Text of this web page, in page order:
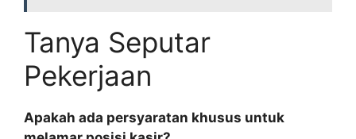
Tanya Seputar
Pekerjaan
Apakah ada persyaratan khusus untuk